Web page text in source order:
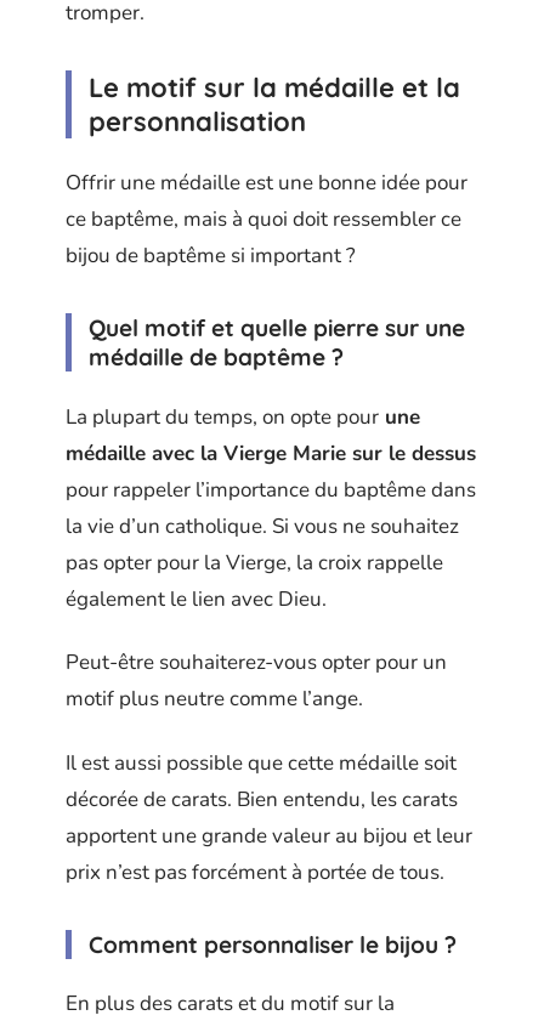
tromper.
Le motif sur la médaille et la
personnalisation
Offrir une médaille est une bonne idée pour
ce baptême, mais à quoi doit ressembler ce
bijou de baptême si important ?
Quel motif et quelle pierre sur une
médaille de baptême ?
La plupart du temps, on opte pour une
médaille avec la Vierge Marie sur le dessus
pour rappeler l’importance du baptême dans
la vie d’un catholique. Si vous ne souhaitez
pas opter pour la Vierge, la croix rappelle
également le lien avec Dieu.
Peut-être souhaiterez-vous opter pour un
motif plus neutre comme l’ange.
Il est aussi possible que cette médaille soit
décorée de carats. Bien entendu, les carats
apportent une grande valeur au bijou et leur
prix n’est pas forcément à portée de tous.
Comment personnaliser le bijou ?
En plus des carats et du motif sur la